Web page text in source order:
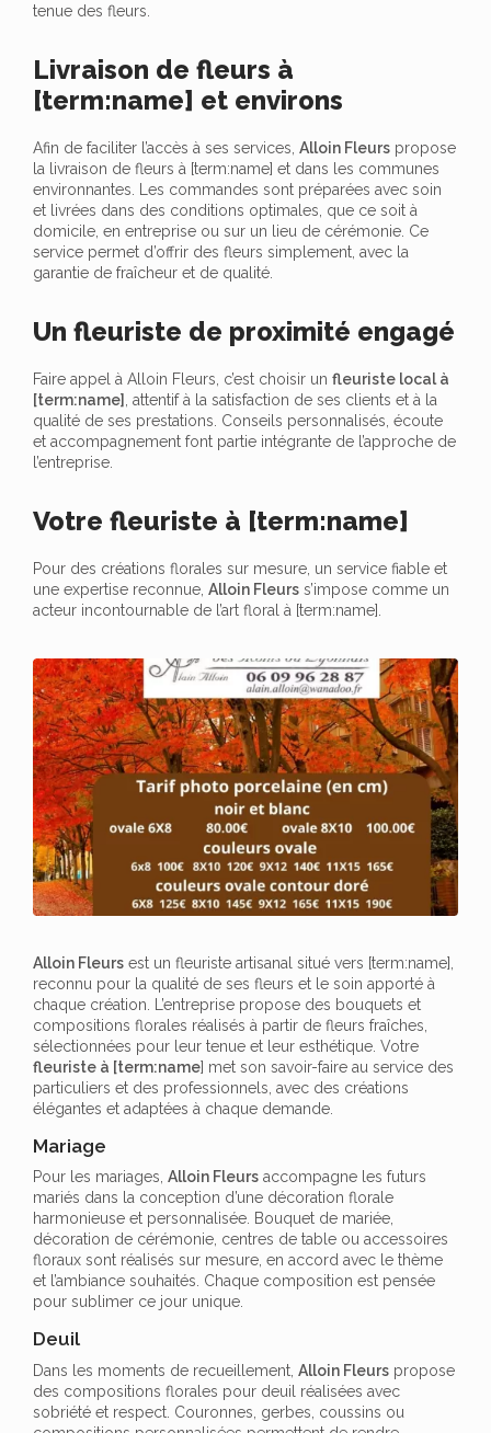
tenue des fleurs.
Livraison de fleurs à
[term:name] et environs
Afin de faciliter l’accès à ses services, Alloin Fleurs propose
la livraison de fleurs à [term:name] et dans les communes
environnantes. Les commandes sont préparées avec soin
et livrées dans des conditions optimales, que ce soit à
domicile, en entreprise ou sur un lieu de cérémonie. Ce
service permet d’offrir des fleurs simplement, avec la
garantie de fraîcheur et de qualité.
Un fleuriste de proximité engagé
Faire appel à Alloin Fleurs, c’est choisir un fleuriste local à
[term:name]
, attentif à la satisfaction de ses clients et à la
qualité de ses prestations. Conseils personnalisés, écoute
et accompagnement font partie intégrante de l’approche de
l’entreprise.
Votre fleuriste à [term:name]
Pour des créations florales sur mesure, un service fiable et
une expertise reconnue, Alloin Fleurs s’impose comme un
acteur incontournable de l’art floral à [term:name].
Alloin Fleurs est un fleuriste artisanal situé vers [term:name],
reconnu pour la qualité de ses fleurs et le soin apporté à
chaque création. L’entreprise propose des bouquets et
compositions florales réalisés à partir de fleurs fraîches,
sélectionnées pour leur tenue et leur esthétique. Votre
fleuriste à [term:name] met son savoir-faire au service des
particuliers et des professionnels, avec des créations
élégantes et adaptées à chaque demande.
Mariage
Pour les mariages, Alloin Fleurs accompagne les futurs
mariés dans la conception d’une décoration florale
harmonieuse et personnalisée. Bouquet de mariée,
décoration de cérémonie, centres de table ou accessoires
floraux sont réalisés sur mesure, en accord avec le thème
et l’ambiance souhaités. Chaque composition est pensée
pour sublimer ce jour unique.
Deuil
Dans les moments de recueillement, Alloin Fleurs propose
des compositions florales pour deuil réalisées avec
sobriété et respect. Couronnes, gerbes, coussins ou